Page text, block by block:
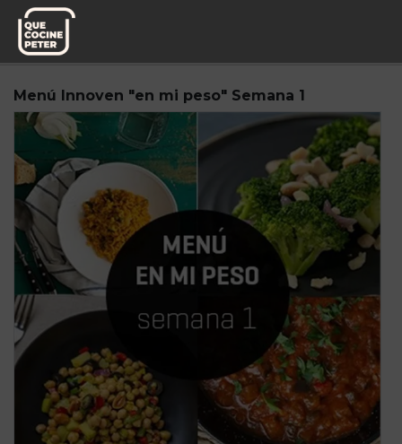
Pedido semanal
Menú Innoven "en mi peso" Semana 1